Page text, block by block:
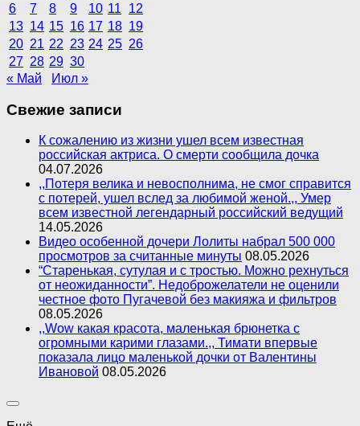
6
7 8 9 10 11
12
13 14 15 16 17 18 19
20 21 22 23 24 25 26
27 28 29 30
« Май
Июл »
Свежие записи
К сожалению из жизни ушел всем известная
российская актриса. О смерти сообщила дочка
04.07.2026
,,Потеря велика и невосполнима, не смог справится
с потерей, ушел вслед за любимой женой.,, Умер
всем известной легендарный российский ведущий
14.05.2026
Видео особенной дочери Лолиты набрал 500 000
просмотров за считанные минуты 08.05.2026
“Старенькая, сутулая и с тростью. Можно рехнуться
от неожиданности”. Недоброжелатели не оценили
честное фото Пугачевой без макияжа и фильтров
08.05.2026
,,Wow какая красота, маленькая брюнетка с
огромными карими глазами.,, Тимати впервые
показала лицо маленькой дочки от Валентины
Ивановой 08.05.2026